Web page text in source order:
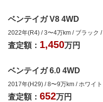
ベンテイガ V8 4WD
2022年(R4) /3〜4万km / ブラック /
査定額： 1,450万円
ベンテイガ 6.0 4WD
2017年(H29) /8〜9万km / ホワイト
査定額： 652万円